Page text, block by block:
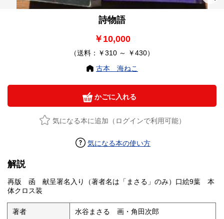
詩物語
￥10,000
（送料：￥310 ～ ￥430）
古本 海ねこ
かごに入れる
気になる本に追加（ログインで利用可能）
気になる本の使い方
解説
再版 函 献呈署名入り（著者名は「まさる」のみ）口絵9葉 本
体クロス装
著者 水谷まさる 画・角田次郎